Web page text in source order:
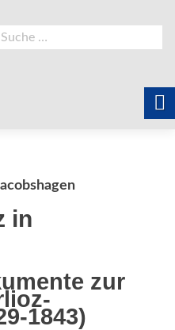
Suche
in
zur
1843)